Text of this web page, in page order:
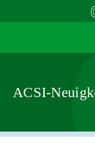
FÜR
ACSI-